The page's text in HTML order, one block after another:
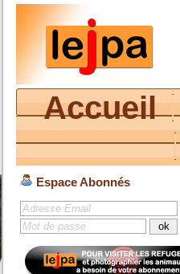
Accueil
Espace Abonnés